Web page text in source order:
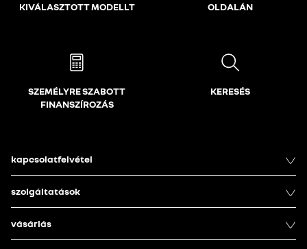
KIVÁLASZTOTT MODELLT
OLDALÁN
SZEMÉLYRE SZABOTT
FINANSZÍROZÁS
KERESÉS
kapcsolatfelvétel
szolgáltatások
vásárlás